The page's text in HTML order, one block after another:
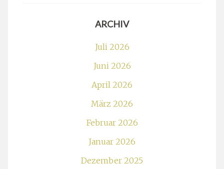
ARCHIV
Juli 2026
Juni 2026
April 2026
März 2026
Februar 2026
Januar 2026
Dezember 2025